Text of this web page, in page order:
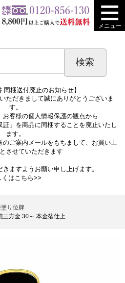
メニュー
同梱送付廃止のお知らせ】
ただきまして誠にありがとうございま
す。
お客様の個人情報保護の観点から
証」を商品に同梱することを廃止いたし
ます。
ご案内メールをもちまして、お買い上
させていただきます
ますようお願い申し上げます。
くはこちら>>
り位牌
三方金 30～ 本金箔仕上